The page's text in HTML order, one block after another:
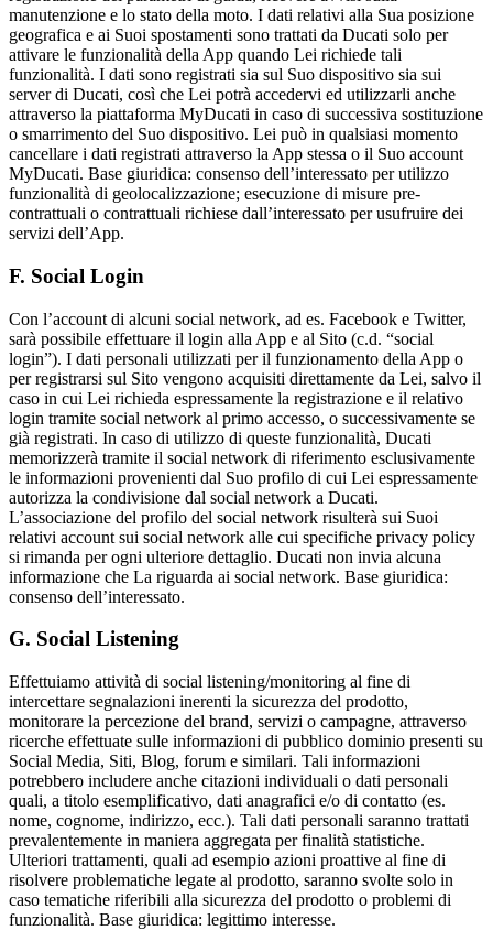
manutenzione e lo stato della moto. I dati relativi alla Sua posizione
geografica e ai Suoi spostamenti sono trattati da Ducati solo per
attivare le funzionalità della App quando Lei richiede tali
funzionalità. I dati sono registrati sia sul Suo dispositivo sia sui
server di Ducati, così che Lei potrà accedervi ed utilizzarli anche
attraverso la piattaforma MyDucati in caso di successiva sostituzione
o smarrimento del Suo dispositivo. Lei può in qualsiasi momento
cancellare i dati registrati attraverso la App stessa o il Suo account
MyDucati. Base giuridica: consenso dell’interessato per utilizzo
funzionalità di geolocalizzazione; esecuzione di misure pre-
contrattuali o contrattuali richiese dall’interessato per usufruire dei
servizi dell’App.
F. Social Login
Con l’account di alcuni social network, ad es. Facebook e Twitter,
sarà possibile effettuare il login alla App e al Sito (c.d. “social
login”). I dati personali utilizzati per il funzionamento della App o
per registrarsi sul Sito vengono acquisiti direttamente da Lei, salvo il
caso in cui Lei richieda espressamente la registrazione e il relativo
login tramite social network al primo accesso, o successivamente se
già registrati. In caso di utilizzo di queste funzionalità, Ducati
memorizzerà tramite il social network di riferimento esclusivamente
le informazioni provenienti dal Suo profilo di cui Lei espressamente
autorizza la condivisione dal social network a Ducati.
L’associazione del profilo del social network risulterà sui Suoi
relativi account sui social network alle cui specifiche privacy policy
si rimanda per ogni ulteriore dettaglio. Ducati non invia alcuna
informazione che La riguarda ai social network. Base giuridica:
consenso dell’interessato.
G. Social Listening
Effettuiamo attività di social listening/monitoring al fine di
intercettare segnalazioni inerenti la sicurezza del prodotto,
monitorare la percezione del brand, servizi o campagne, attraverso
ricerche effettuate sulle informazioni di pubblico dominio presenti su
Social Media, Siti, Blog, forum e similari. Tali informazioni
potrebbero includere anche citazioni individuali o dati personali
quali, a titolo esemplificativo, dati anagrafici e/o di contatto (es.
nome, cognome, indirizzo, ecc.). Tali dati personali saranno trattati
prevalentemente in maniera aggregata per finalità statistiche.
Ulteriori trattamenti, quali ad esempio azioni proattive al fine di
risolvere problematiche legate al prodotto, saranno svolte solo in
caso tematiche riferibili alla sicurezza del prodotto o problemi di
funzionalità. Base giuridica: legittimo interesse.